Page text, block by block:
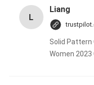
L
Liang
Solid Pattern
Women